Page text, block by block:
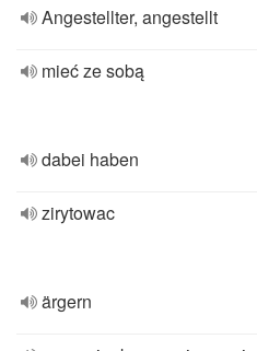
Angestellter, angestellt
mieć ze sobą
dabei haben
zirytowac
ärgern